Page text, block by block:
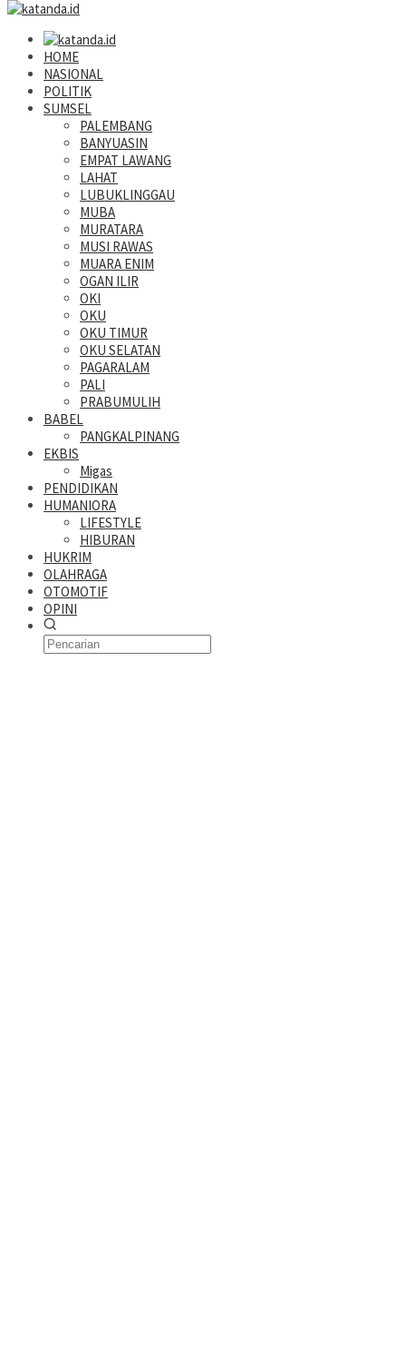
HOME
NASIONAL
POLITIK
SUMSEL
PALEMBANG
BANYUASIN
EMPAT LAWANG
LAHAT
LUBUKLINGGAU
MUBA
MURATARA
MUSI RAWAS
MUARA ENIM
OGAN ILIR
OKI
OKU
OKU TIMUR
OKU SELATAN
PAGARALAM
PALI
PRABUMULIH
BABEL
PANGKALPINANG
EKBIS
Migas
PENDIDIKAN
HUMANIORA
LIFESTYLE
HIBURAN
HUKRIM
OLAHRAGA
OTOMOTIF
OPINI